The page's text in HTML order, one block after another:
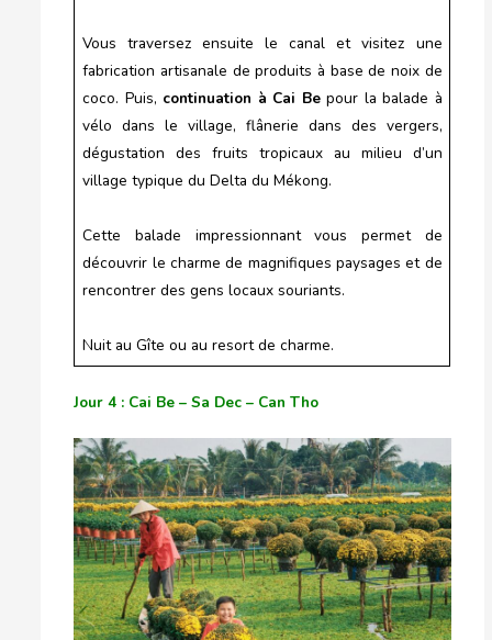
Vous traversez ensuite le canal et visitez une
fabrication artisanale de produits à base de noix de
coco. Puis, continuation à Cai Bepour la balade à
vélo dans le village, flânerie dans des vergers,
dégustation des fruits tropicaux au milieu d’un
village typique du Delta du Mékong.
Cette balade impressionnant vous permet de
découvrir le charme de magnifiques paysages et de
rencontrer des gens locaux souriants.
Nuit au Gîte ou au resort de charme.
Jour 4 : Cai Be – Sa Dec – Can Tho